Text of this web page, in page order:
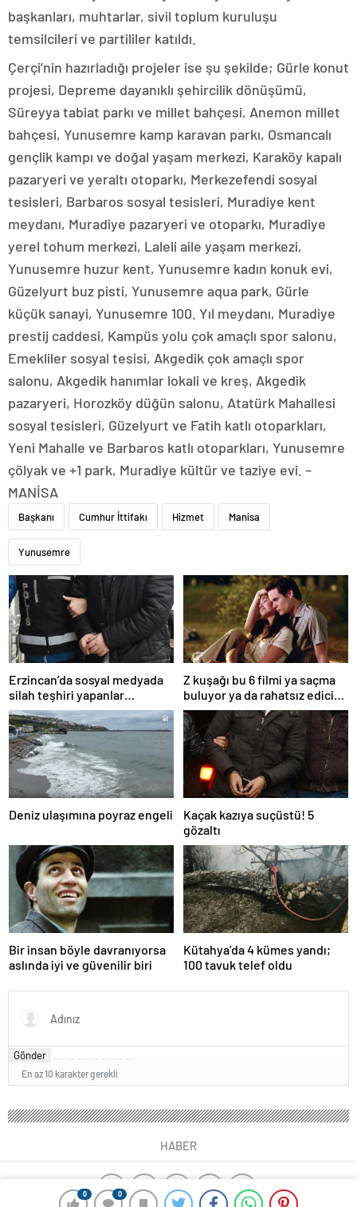
0 0
başkanları, muhtarlar, sivil toplum kuruluşu
temsilcileri ve partililer katıldı.
Çerçi’nin hazırladığı projeler ise şu şekilde; Gürle konut
projesi, Depreme dayanıklı şehircilik dönüşümü,
Süreyya tabiat parkı ve millet bahçesi, Anemon millet
bahçesi, Yunusemre kamp karavan parkı, Osmancalı
gençlik kampı ve doğal yaşam merkezi, Karaköy kapalı
pazaryeri ve yeraltı otoparkı, Merkezefendi sosyal
tesisleri, Barbaros sosyal tesisleri, Muradiye kent
meydanı, Muradiye pazaryeri ve otoparkı, Muradiye
yerel tohum merkezi, Laleli aile yaşam merkezi,
Yunusemre huzur kent, Yunusemre kadın konuk evi,
Güzelyurt buz pisti, Yunusemre aqua park, Gürle
küçük sanayi, Yunusemre 100. Yıl meydanı, Muradiye
prestij caddesi, Kampüs yolu çok amaçlı spor salonu,
Emekliler sosyal tesisi, Akgedik çok amaçlı spor
salonu, Akgedik hanımlar lokali ve kreş, Akgedik
pazaryeri, Horozköy düğün salonu, Atatürk Mahallesi
sosyal tesisleri, Güzelyurt ve Fatih katlı otoparkları,
Yeni Mahalle ve Barbaros katlı otoparkları, Yunusemre
çölyak ve +1 park, Muradiye kültür ve taziye evi. –
MANİSA
Başkanı Cumhur İttifakı Hizmet Manisa
Yunusemre
Erzincan’da sosyal medyada
silah teşhiri yapanlar
yakalandı
Z kuşağı bu 6 filmi ya saçma
buluyor ya da rahatsız edici
ve toksik!
Deniz ulaşımına poyraz engeli
Kaçak kazıya suçüstü! 5
gözaltı
Bir insan böyle davranıyorsa
aslında iyi ve güvenilir biri
Kütahya’da 4 kümes yandı;
100 tavuk telef oldu
Gönder
En az 10 karakter gerekli
HABER